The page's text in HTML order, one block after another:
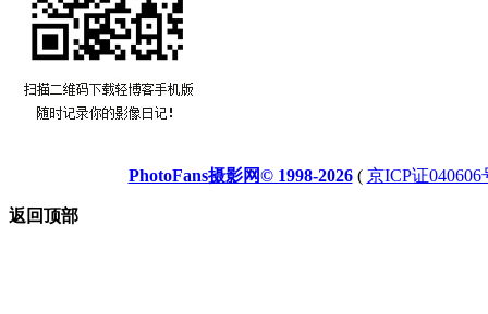
PhotoFans摄影网© 1998-2026( 京ICP证040606
返回顶部